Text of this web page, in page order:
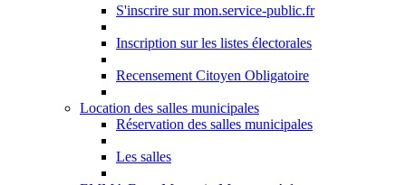
S'inscrire sur mon.service-public.fr
Inscription sur les listes électorales
Recensement Citoyen Obligatoire
Location des salles municipales
Réservation des salles municipales
Les salles